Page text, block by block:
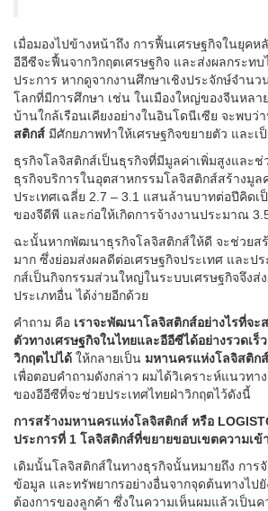
เมื่อมองไปข้างหน้าถึง การฟื้นเศรษฐกิจในยุคห
อีอีซีจะฟื้นจากวิกฤตเศรษฐกิจ และส่งผลกระท
ประการ หากดูจากงานศึกษาเชิงประจักษ์จำน
โลกที่มีการศึกษา เช่น ในเมืองใหญ่ของจีนหลา
บ้านใกล้เรือนเคียงอย่างในอินโดนีเซีย จะพบว่
สติกส์ มีศักยภาพทำให้เศรษฐกิจขยายตัว และ
ธุรกิจโลจิสติกส์เป็นธุรกิจที่มีมูลค่าเพิ่มสูงและช่
ธุรกิจบริการในอุตสาหกรรมโลจิสติกส์สร้างมูล
ประเทศเฉลี่ย 2.7 – 3.1 แสนล้านบาทต่อปีคิด
ของจีดีพี และก่อให้เกิดการจ้างงานประมาณ
ฉะนั้นหากพัฒนาธุรกิจโลจิสติกส์ให้ดี จะช่วยส
มาก ซึ่งย่อมส่งผลดีต่อเศรษฐกิจประเทศ และป
กส์เป็นกิจกรรมส่วนใหญ่ในระบบเศรษฐกิจจึงส่
ประเภทอื่น ได้ง่ายอีกด้วย
คำถาม คือ เราจะพัฒนาโลจิสติกส์อย่างไรที่จ
ตัวทางเศรษฐกิจในไทยและอีอีซีได้อย่างรวดเร็
วิกฤตไปได้ ให้กลายเป็น มหานครแห่งโลจิสติกส์
เพื่อตอบคำถามดังกล่าว ผมได้วิเคราะห์แนวท
ของอีอีซีที่จะช่วยประเทศไทยฝ่าวิกฤตไว้ดังนี้
การสร้างมหานครแห่งโลจิสติกส์ หรือ
ประการที่ 1 โลจิสติกส์ที่ขยายขอบเขตความเข้
เดิมนั้นโลจิสติกส์ในทางธุรกิจนั้นหมายถึง การ
ข้อมูล และทรัพยากรอย่างอื่นจากจุดต้นทางไป
ต้องการของลูกค้า ซึ่งในความเห็นผมแล้วเป็น